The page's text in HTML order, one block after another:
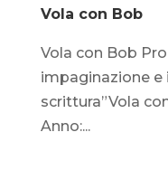
Vola con Bob
Vola con Bob
impaginazione e
scrittura”Vola
Anno:...